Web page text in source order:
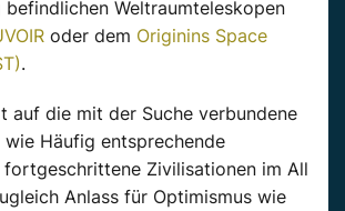
befindlichen Weltraumteleskopen
oder dem Originins Space
.
auf die mit der Suche verbundene
wie Häufig entsprechende
Zivilisationen im All
Anlass für Optimismus wie